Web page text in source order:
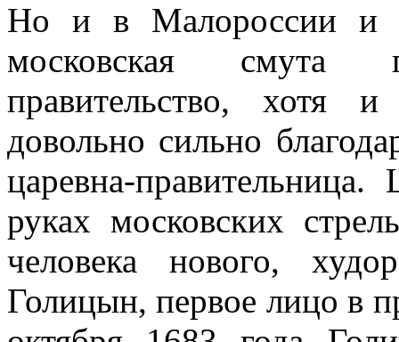
Но и в Малороссии и
московская смута
правительство, хотя
довольно сильно
царевна-
руках московских
человека нового,
Голицын, первое лицо в